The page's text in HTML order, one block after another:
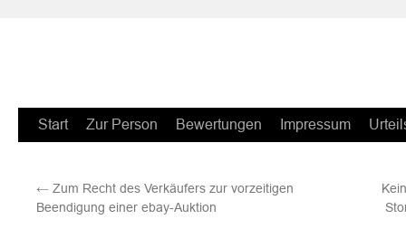
Zum
springen
Start Zur Person Bewertungen Impressum
← Zum Recht des Verkäufers zur vorzeitigen
Beendigung einer ebay-Auktion